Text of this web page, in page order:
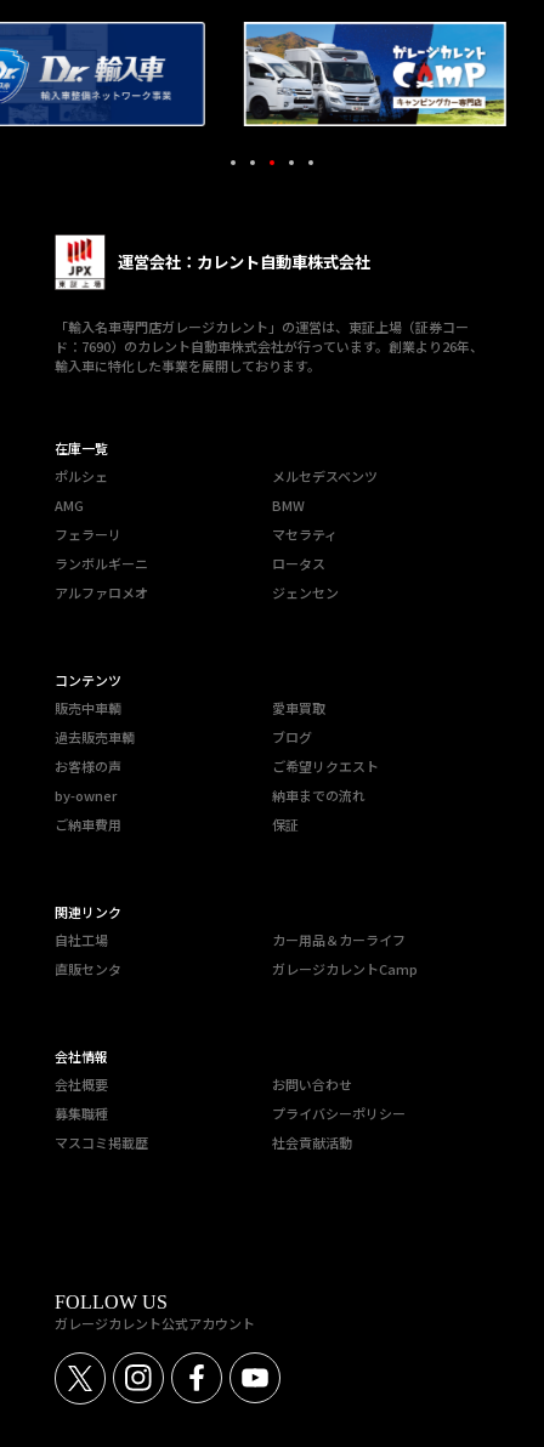
運営会社：カレント自動車株式会社
「輸入名車専門店ガレージカレント」の運営は、東証上場（証券コー
ド：7690）のカレント自動車株式会社が行っています。創業より26年、
輸入車に特化した事業を展開しております。
在庫一覧
ポルシェ
メルセデスベンツ
AMG
BMW
フェラーリ
マセラティ
ランボルギーニ
ロータス
アルファロメオ
ジェンセン
コンテンツ
販売中車輌
愛車買取
過去販売車輌
ブログ
お客様の声
ご希望リクエスト
by-owner
納車までの流れ
ご納車費用
保証
関連リンク
自社工場
カー用品＆カーライフ
直販センタ
ガレージカレントCamp
会社情報
会社概要
お問い合わせ
募集職種
プライバシーポリシー
マスコミ掲載歴
社会貢献活動
FOLLOW US
ガレージカレント公式アカウント